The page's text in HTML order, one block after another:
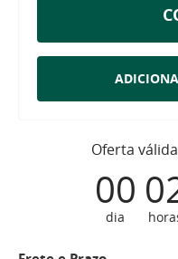
Oferta
00
dia